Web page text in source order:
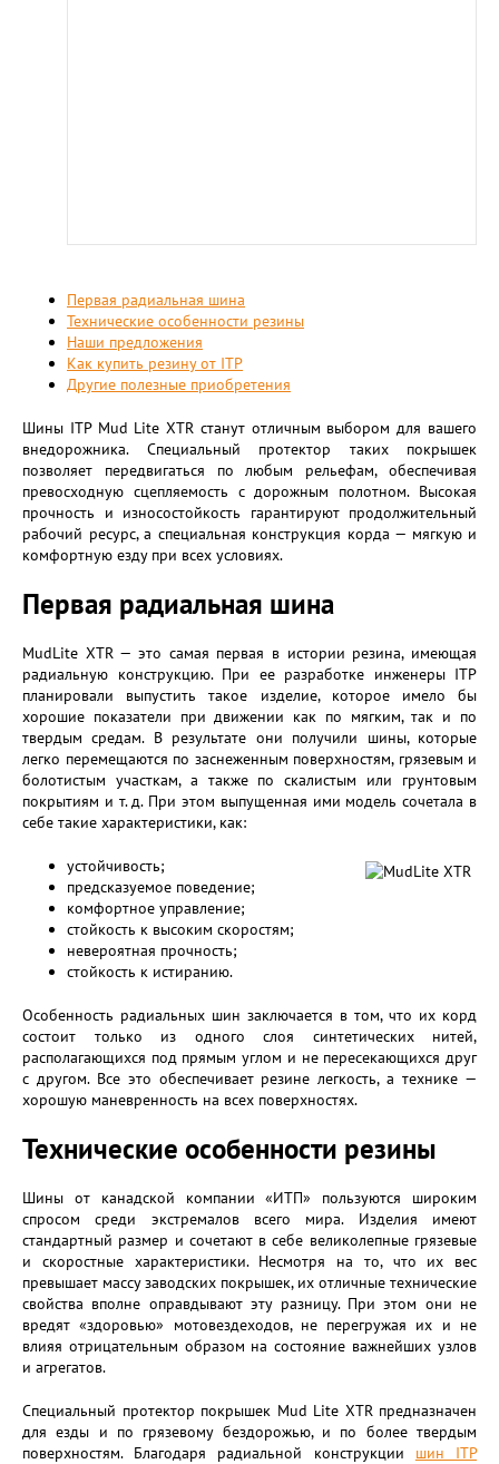
Первая радиальная шина
Технические особенности резины
Наши предложения
Как купить резину от ITP
Другие полезные приобретения
Шины ITP Mud Lite XTR станут отличным выбором для вашего
внедорожника. Специальный протектор таких покрышек
позволяет передвигаться по любым рельефам, обеспечивая
превосходную сцепляемость с дорожным полотном. Высокая
прочность и износостойкость гарантируют продолжительный
рабочий ресурс, а специальная конструкция корда — мягкую и
комфортную езду при всех условиях.
Первая радиальная шина
MudLite XTR — это самая первая в истории резина, имеющая
радиальную конструкцию. При ее разработке инженеры ITP
планировали выпустить такое изделие, которое имело бы
хорошие показатели при движении как по мягким, так и по
твердым средам. В результате они получили шины, которые
легко перемещаются по заснеженным поверхностям, грязевым и
болотистым участкам, а также по скалистым или грунтовым
покрытиям и т. д. При этом выпущенная ими модель сочетала в
себе такие характеристики, как:
устойчивость;
предсказуемое поведение;
комфортное управление;
стойкость к высоким скоростям;
невероятная прочность;
стойкость к истиранию.
Особенность радиальных шин заключается в том, что их корд
состоит только из одного слоя синтетических нитей,
располагающихся под прямым углом и не пересекающихся друг
с другом. Все это обеспечивает резине легкость, а технике —
хорошую маневренность на всех поверхностях.
Технические особенности резины
Шины от канадской компании «ИТП» пользуются широким
спросом среди экстремалов всего мира. Изделия имеют
стандартный размер и сочетают в себе великолепные грязевые
и скоростные характеристики. Несмотря на то, что их вес
превышает массу заводских покрышек, их отличные технические
свойства вполне оправдывают эту разницу. При этом они не
вредят «здоровью» мотовездеходов, не перегружая их и не
влияя отрицательным образом на состояние важнейших узлов
и агрегатов.
Специальный протектор покрышек Mud Lite XTR предназначен
для езды и по грязевому бездорожью, и по более твердым
поверхностям. Благодаря радиальной конструкции шин ITP